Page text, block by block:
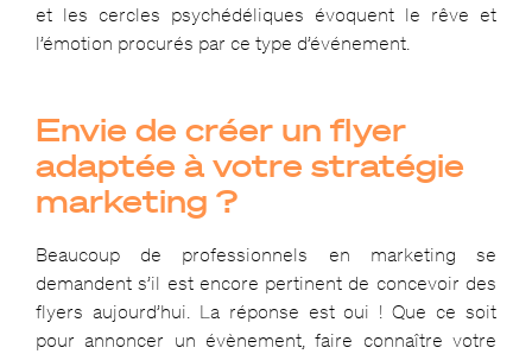
et les cercles psychédéliques évoquent le rêve et
l’émotion procurés par ce type d’événement.
Envie de créer un flyer
adaptée à votre stratégie
marketing ?
Beaucoup de professionnels en marketing se
demandent s’il est encore pertinent de concevoir des
flyers aujourd’hui. La réponse est oui ! Que ce soit
pour annoncer un évènement, faire connaître votre